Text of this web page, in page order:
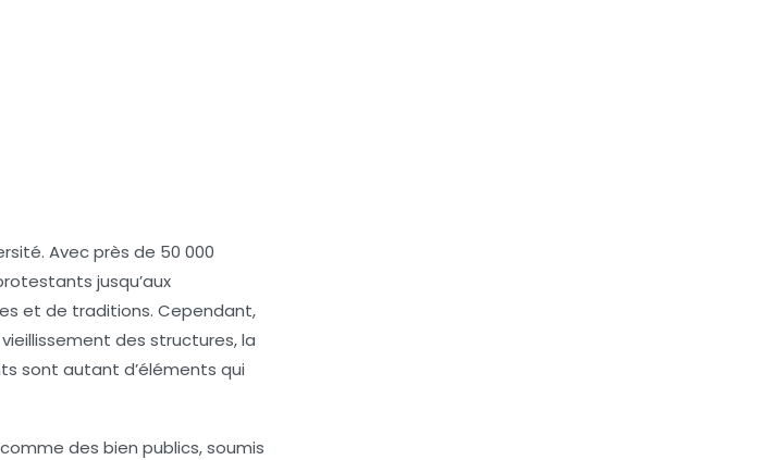
Avec près de 50 000
jusqu’aux
et de traditions. Cependant,
des structures, la
sont autant d’éléments qui
des bien publics, soumis